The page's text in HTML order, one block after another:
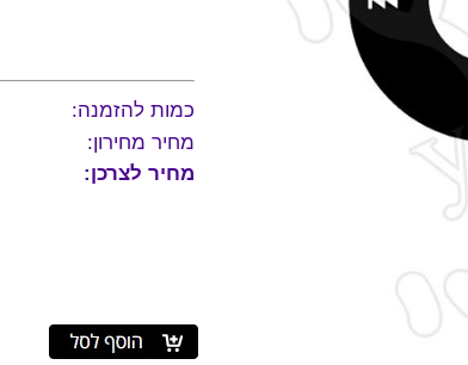
כמות להזמנה:
מחיר מחירון:
מחיר לצרכן: